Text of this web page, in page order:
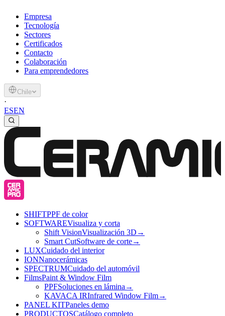
Empresa
Tecnología
Sectores
Certificados
Contacto
Colaboración
Para emprendedores
Chile
·
ESEN
SHIFTPPF de color
SOFTWAREVisualiza y corta
Shift VisionVisualización 3D →
Smart CutSoftware de corte→
LUXCuidado del interior
IONNanocerámicas
SPECTRUMCuidado del automóvil
FilmsPaint & Window Film
PPFSoluciones en lámina →
KAVACA IRInfrared Window Film→
PANEL KITPaneles demo
PRODUCTOSCatálogo completo